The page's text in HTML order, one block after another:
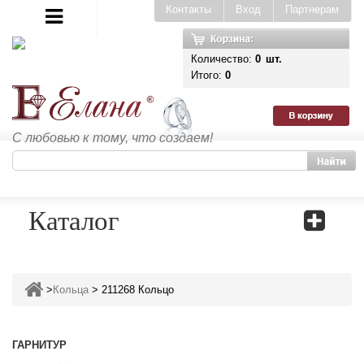
С любовью к тому, что создаем!
Партнерам
Вход
Контакты
Количество: 0 шт.
Итого: 0
Каталог
> Кольца > 211268 Кольцо
ГАРНИТУР